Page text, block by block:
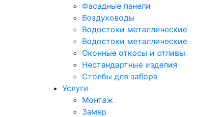
Фасадные панели
Воздуховоды
Водостоки металлические
Водостоки металлические
Оконные откосы и отливы
Нестандартные изделия
Столбы для забора
Услуги
Монтаж
Замер